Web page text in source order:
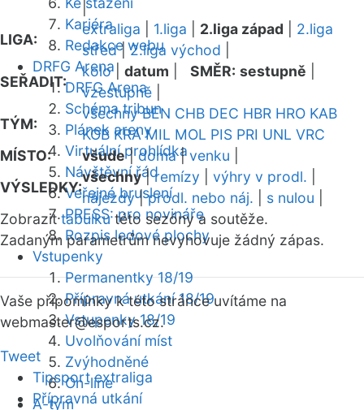
Kariéra
Redakce webu
DRFG Arena
DRFG Arena
Schéma tribun
Plánek areny
Virtuální prohlídka
Návštěvní řád
Veřejné bruslení
PRESS: pro novináře
Rozpis ledové plochy
Vstupenky
Permanentky 18/19
Přípravná utkání 18/19
Vstupenky 18/19
Uvolňování míst
Zvýhodněné
On-line
A-tým
|
LIGA:
extraliga 1.liga 2.liga západ
2.liga
střed|2.liga východ
SEŘADIT:
kolo| datum SMĚR: sestupně
vzestupně
TÝM:
všechny BEN CHB DEC HBR HRO KAB
KOB KRA MIL MOL PIS PRI UNL VRC
MÍSTO:
všude|doma|venku
VÝSLEDKY:
všechny|remízy výhry v prodl.
nájezdy|prodl. nebo náj. s nulou
Zobrazittabulkutéto sezóny a soutěže.
Zadaným parametrům nevyhovuje žádný zápas.
Vaše připomínky k této stránce uvítáme na
webmaster@esports.cz.
Tweet
Tipsport extraliga
Přípravná utkání